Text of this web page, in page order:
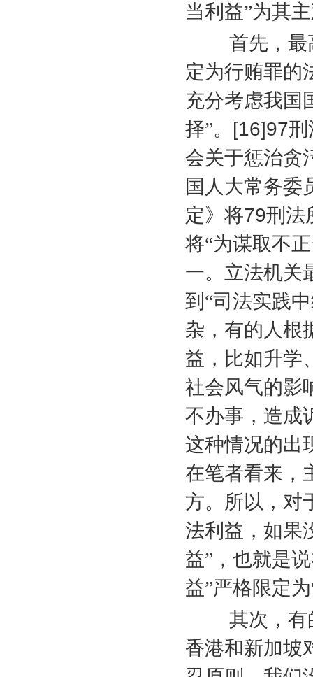
当利益”为其
首先，最高
定为行贿罪的
充分考虑我国
择”。 [16]97刑
会关于惩治贪
国人大常务委
定》将79刑法
将“为谋取不
一。立法机关
到“司法实践
杂，有的人根
益，比如升学
社会风气的影
不办事，造成
这种情况的出
在笔者看来，
方。所以，对
法利益，如果
益”，也就是
益”严格限定
其次，有的
香港和新加坡